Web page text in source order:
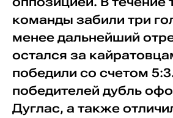
команды забили три
менее дальнейший
остался за
победили со счетом
победителей дубль
Дуглас, а также